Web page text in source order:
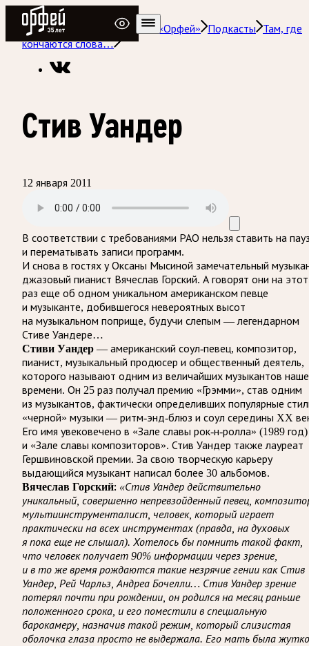
Радио Орфей
Радио классической музыки «Орфей»
Подкасты
Там, где
кончаются слова…
Стив Уандер
12 января 2011
В соответствии с требованиями РАО нельзя ставить на
и перематывать записи программ.
И снова в гостях у Оксаны Мысиной замечательный
джазовый пианист Вячеслав Горский. А говорят они на этот
раз еще об одном уникальном американском певце
и музыканте, добившегося невероятных высот
на музыкальном поприще, будучи слепым — легендарном
Стиве Уандере…
Стиви Уандер — американский соул-певец, композитор,
пианист, музыкальный продюсер и общественный деятель,
которого называют одним из величайших музыкантов
времени. Он 25 раз получал премию «Грэмми», став одним
из музыкантов, фактически определивших популярные
«чер­ной» музыки — ритм-энд-блюз и соул середины XX
Его имя увековечено в «Зале славы рок-н-ролла» (1989 год)
и «Зале славы композиторов». Стив Уандер также лауреат
Гершвиновской премии. За свою творческую карьеру
выдающийся музыкант написал более 30 альбомов.
Вячеслав Горский: «Стив Уандер действительно
уникальный, совершенно непревзойденный певец,
мультиинструменталист, человек, который играет
практически на всех инструментах (правда, на духовых
я пока еще не слышал). Хотелось бы помнить такой факт,
что человек получает 90% информации через зрение,
и в то же время рождаются такие незрячие гении как Стив
Уандер, Рей Чарльз, Андреа Бочелли… Стив Уандер зрение
потерял почти при рождении, он родился на месяц раньше
положенного срока, и его поместили в специальную
барокамеру, назначив такой режим, который слизистая
оболочка глаза просто не выдержала. Его мать была жутко